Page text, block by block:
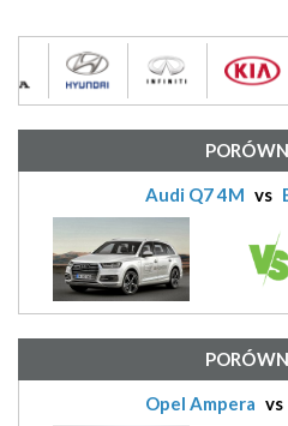
Audi Q7 4M vs
Opel Ampera vs